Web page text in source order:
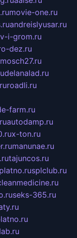
movie-one.ru
andreislyusar.ru
i-grom.ru
dez.ru
delanalad.ru
roadli.ru
farm.ru
autodamp.ru
x-ton.ru
manunae.ru
tajuncos.ru
splclub.ru
seks-365.ru